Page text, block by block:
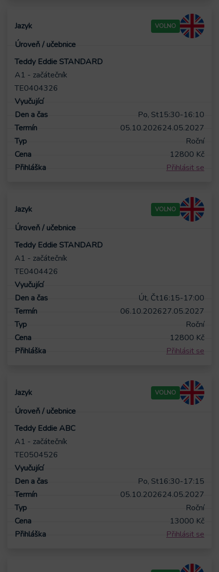
VOLNO
Teddy Eddie STANDARD
A1 - začátečník
TE0404326
Po, St15:30-16:10
05.10.202624.05.2027
Roční
12800 Kč
Přihlásit se
VOLNO
Teddy Eddie STANDARD
A1 - začátečník
TE0404426
Út, Čt16:15-17:00
06.10.202627.05.2027
Roční
12800 Kč
Přihlásit se
VOLNO
Teddy Eddie ABC
A1 - začátečník
TE0504526
Po, St16:30-17:15
05.10.202624.05.2027
Roční
13000 Kč
Přihlásit se